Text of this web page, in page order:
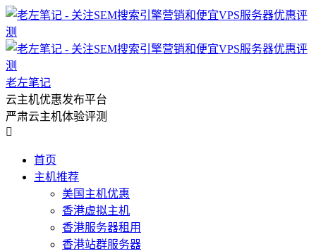
老左笔记
云主机优惠发布平台
严肃云主机体验评测

首页
主机推荐
美国主机优惠
香港虚拟主机
香港服务器租用
香港站群服务器